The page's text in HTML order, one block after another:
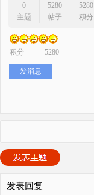
0
主题
5280
帖子
5280
积分
积分 5280
发消息
发表回复